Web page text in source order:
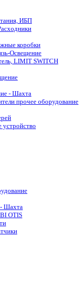
ИБП
коробки
Освещение
LIMIT SWITCH
- Шахта
прочее оборудование
устройство
Шахта
OTIS